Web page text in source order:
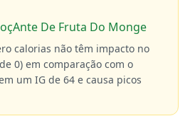
De Fruta Do Monge
calorias não têm impacto no
0) em comparação com o
um IG de 64 e causa picos